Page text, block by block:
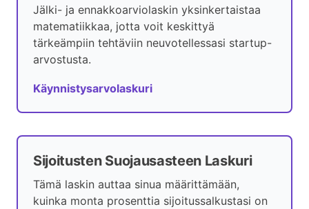
Jälki- ja ennakkoarviolaskin yksinkertaistaa
matematiikkaa, jotta voit keskittyä
tärkeämpiin tehtäviin neuvotellessasi startup-
arvostusta.
Käynnistysarvolaskuri
Sijoitusten Suojausasteen Laskuri
Tämä laskin auttaa sinua määrittämään,
kuinka monta prosenttia sijoitussalkustasi on